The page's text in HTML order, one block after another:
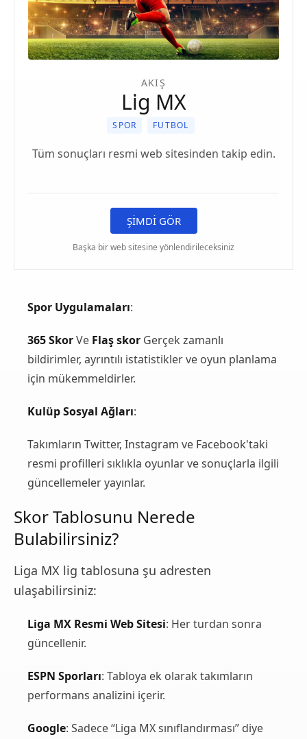
AKIŞ
Lig MX
SPOR FUTBOL
Tüm sonuçları resmi web sitesinden takip edin.
ŞİMDİ GÖR
Başka bir web sitesine yönlendirileceksiniz
Spor Uygulamaları:
365 SkorVe Flaş skor Gerçek zamanlı
bildirimler, ayrıntılı istatistikler ve oyun planlama
için mükemmeldirler.
Kulüp Sosyal Ağları:
Takımların Twitter, Instagram ve Facebook'taki
resmi profilleri sıklıkla oyunlar ve sonuçlarla ilgili
güncellemeler yayınlar.
Skor Tablosunu Nerede
Bulabilirsiniz?
Liga MX lig tablosuna şu adresten
ulaşabilirsiniz:
Liga MX Resmi Web Sitesi: Her turdan sonra
güncellenir.
ESPN Sporları: Tabloya ek olarak takımların
performans analizini içerir.
Google: Sadece “Liga MX sınıflandırması” diye